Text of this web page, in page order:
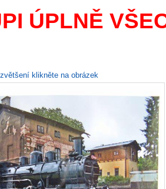
ÚPLNĚ
klikněte na obrázek